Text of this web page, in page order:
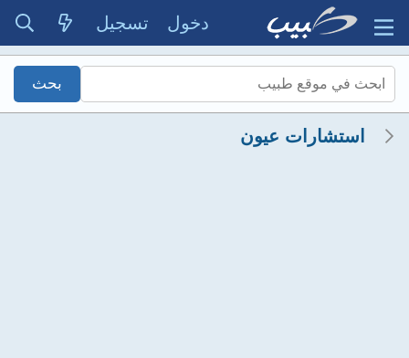
دخول تسجيل
استشارات عيون